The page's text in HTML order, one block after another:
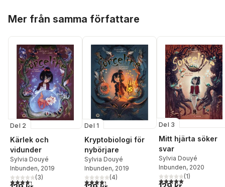
Mer från samma författare
Del 2
Kärlek och
vidunder
Sylvia Douyé
Inbunden, 2019
4,3utav 5 stjärnor. Totalt antal röster:
(3)
Del 1
Kryptobiologi för
nybörjare
Sylvia Douyé
Inbunden, 2019
4,3utav 5 stjärnor. Totalt antal röster:
(4)
Del 3
Mitt hjärta söker
svar
Sylvia Douyé
Inbunden, 2020
5,0utav 5 stjärnor.
(1)